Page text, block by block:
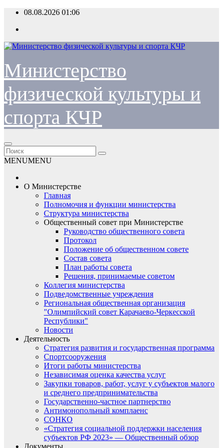
Перейти
содержимому
08.08.2026 01:06
Министерство
физической культуры и
спорта КЧР
MENUMENU
О Министерстве
Главная
Полномочия и функции министерства
Структура министерства
Общественный совет при Министерстве
Руководство общественного совета
Протокол
Положение об общественном совете
Состав совета
План работы совета
Решения, принимаемые советом
Коллегия министерства
Подведомственные учреждения
Региональная общественная организация
"Олимпийский совет Карачаево-Черкесской
Республики"
Новости
Деятельность
Стратегия развития и государственная программа
Спортсооружения
Итоги работы министерства
Независимая оценка качества услуг
Закупки товаров, работ, услуг у субъектов малого
и среднего предпринимательства
Государственно-частное партнерство
Антимонопольный комплаенс
СОНКО
«Стратегия социальной поддержки населения
субъектов РФ 2023» — Общественный обзор
Документы